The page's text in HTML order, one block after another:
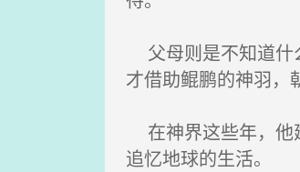
父母则是不知道什
才借助鲲鹏的神羽
在神界这些年，他
追忆地球的生活。